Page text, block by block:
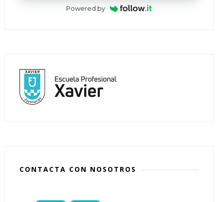
Powered by
CONTACTA CON NOSOTROS